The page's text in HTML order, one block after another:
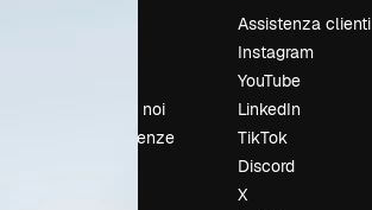
Lavora con noi
Cerca tendenze
Assistenza clienti
Instagram
YouTube
LinkedIn
TikTok
Discord
X